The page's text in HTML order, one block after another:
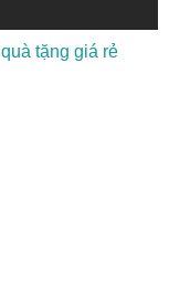
tặng giá rẻ